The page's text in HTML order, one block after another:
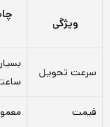
ویژگی
سرعت تحویل
قیمت